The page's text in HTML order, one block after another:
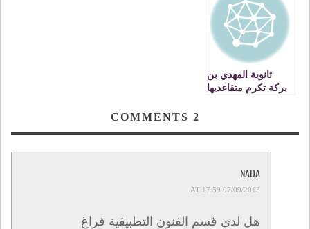
ثانوية المهدي بن
بركة تكرم متقاعديها
2
NADA
07/09/2013 AT 17:59
هل لدى قسم الفنون التطبيقية فراغ